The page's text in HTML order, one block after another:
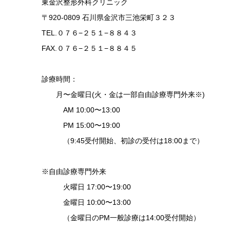
東金沢整形外科クリニック
〒920-0809 石川県金沢市三池栄町３２３
TEL.０７６−２５１−８８４３
FAX.０７６−２５１−８８４５
診療時間：
月〜金曜日(火・金は一部自由診療専門外来※)
AM 10:00〜13:00
PM 15:00〜19:00
（9:45受付開始、初診の受付は18:00まで）
※自由診療専門外来
火曜日 17:00〜19:00
金曜日 10:00〜13:00
（金曜日のPM一般診療は14:00受付開始）